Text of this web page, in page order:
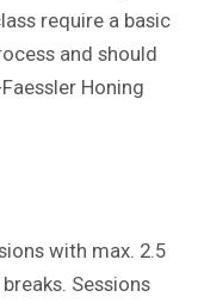
require a basic
and should
Honing
with max. 2.5
Sessions